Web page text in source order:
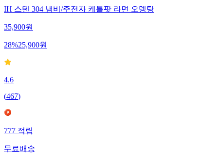
IH 스텐 304 냄비/주전자 케틀팟 라면 오뎅탕
35,900원
28%25,900원
4.6
(467)
777적립
무료배송